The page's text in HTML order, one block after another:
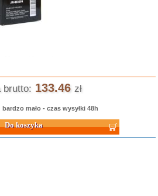
brutto: 133.46 zł
mało - czas wysyłki 48h